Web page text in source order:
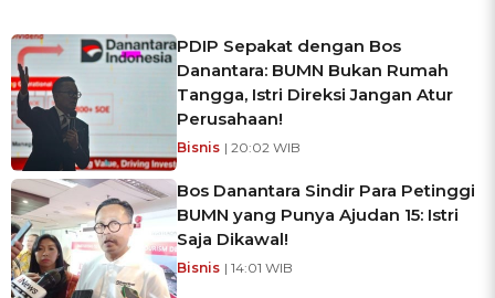
PDIP Sepakat dengan Bos
Danantara: BUMN Bukan Rumah
Tangga, Istri Direksi Jangan Atur
Perusahaan!
Bisnis | 20:02 WIB
Bos Danantara Sindir Para Petinggi
BUMN yang Punya Ajudan 15: Istri
Saja Dikawal!
Bisnis | 14:01 WIB